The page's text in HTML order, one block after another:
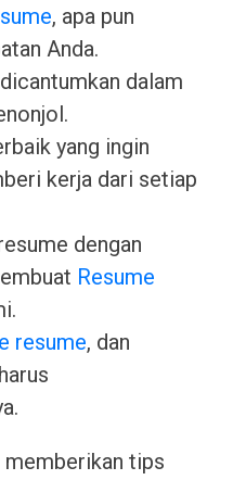
, apa pun
Anda.
dalam
yang ingin
kerja dari setiap
dengan
Resume
resume, dan
memberikan tips